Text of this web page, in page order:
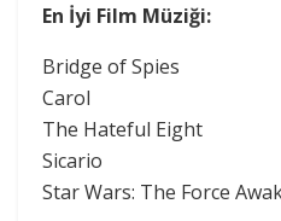
En İyi Film Müziği:
Bridge of Spies
Carol
The Hateful Eight
Sicario
Star Wars: The Force